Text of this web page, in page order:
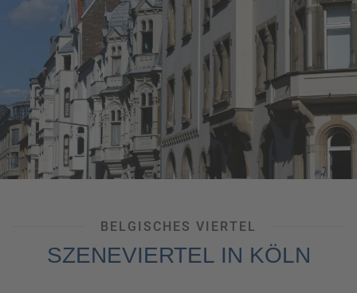
Inspiration gefällig? Folgen Sie uns auf
Facebook
oder
Instagram
und wir versorgen Sie mit dem schönsten
Gedankenkino für Ihre nächste Auszeit! Teilen Sie auch
gerne Ihre eigenen Urlaubsfotos mit uns und der
Community unter den Hashtags
#meinreisebüro24und
#mitsicherheitreisebüro!
BELGISCHES VIERTEL
SZENEVIERTEL IN KÖLN